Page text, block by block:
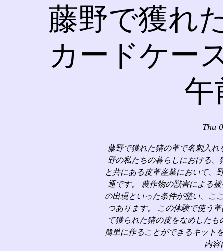
藤野で獲れ
カードケー
午
Thu
藤野で獲れた猪の革で名刺入
野の私たちの暮らしにおける
と共にある皮革産業において、
通です。 農作物の獣害による
の出現といった条件が整い、こ
つあります。 この体験で使う
て獲られた猪の皮をなめした
簡単に作ることができるキット
内容